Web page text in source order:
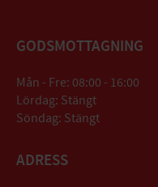
GODSMOTTAGNING
Mån - Fre: 08:00 - 16:00
Lördag: Stängt
Söndag: Stängt
ADRESS